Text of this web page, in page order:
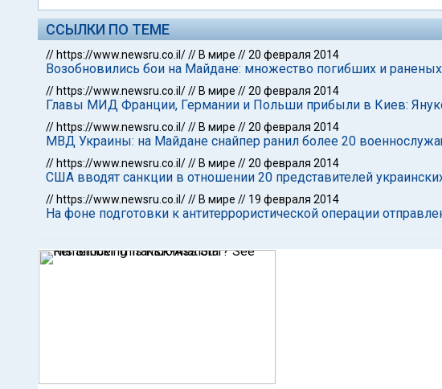
ССЫЛКИ ПО ТЕМЕ
// https://www.newsru.co.il/// В мире //20 февраля 2014
Возобновились бои на Майдане: множество погибших и раненых
// https://www.newsru.co.il/// В мире //20 февраля 2014
Главы МИД Франции, Германии и Польши прибыли в Киев:
// https://www.newsru.co.il/// В мире //20 февраля 2014
МВД Украины: на Майдане снайпер ранил более 20
// https://www.newsru.co.il/// В мире //20 февраля 2014
США вводят санкции в отношении 20 представителей
// https://www.newsru.co.il/// В мире // 19 февраля 2014
На фоне подготовки к антитеррористической операции